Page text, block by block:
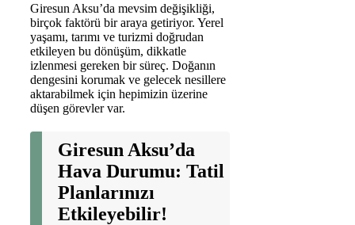
Giresun Aksu’da mevsim değişikliği,
birçok faktörü bir araya getiriyor. Yerel
yaşamı, tarımı ve turizmi doğrudan
etkileyen bu dönüşüm, dikkatle
izlenmesi gereken bir süreç. Doğanın
dengesini korumak ve gelecek nesillere
aktarabilmek için hepimizin üzerine
düşen görevler var.
Giresun Aksu’da
Hava Durumu: Tatil
Planlarınızı
Etkileyebilir!